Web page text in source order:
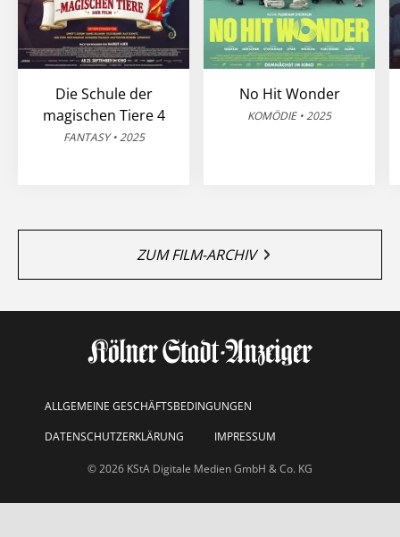
Die Schule der
magischen Tiere 4
FANTASY • 2025
No Hit Wonder
KOMÖDIE • 2025
ZUM FILM-ARCHIV
ALLGEMEINE GESCHÄFTSBEDINGUNGEN
DATENSCHUTZERKLÄRUNG
IMPRESSUM
© 2026 KStA Digitale Medien GmbH & Co. KG